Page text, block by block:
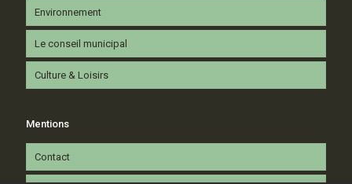
Environnement
Le conseil municipal
Culture & Loisirs
Mentions
Contact